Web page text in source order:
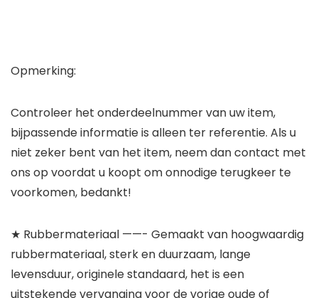
Opmerking:
Controleer het onderdeelnummer van uw item,
bijpassende informatie is alleen ter referentie. Als u
niet zeker bent van het item, neem dan contact met
ons op voordat u koopt om onnodige terugkeer te
voorkomen, bedankt!
★ Rubbermateriaal ——- Gemaakt van hoogwaardig
rubbermateriaal, sterk en duurzaam, lange
levensduur, originele standaard, het is een
uitstekende vervanging voor de vorige oude of